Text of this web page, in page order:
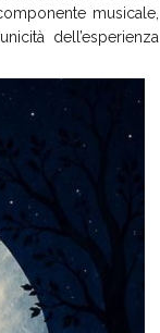
musicale,
dell’esperienza